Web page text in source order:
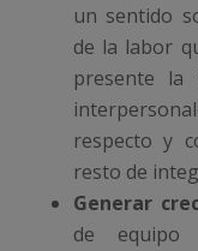
un sentido
de la labor
presente la
respecto y
resto de
Generar
de equipo